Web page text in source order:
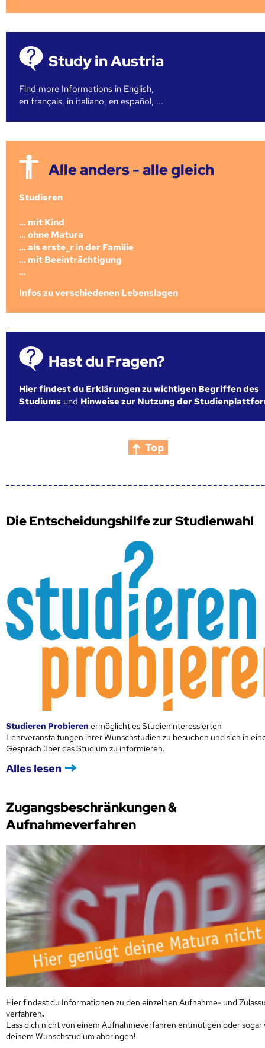
Study in Austria
Find more Informations in English,
en français, in italiano, en español, ...
Alle anders - alle gleich
Studieren
... mit Kind
... ohne Matura
... als erste_r in der Familie
... mit Beeinträchtigung
...
Infos zu verschiedenen Lebenslagen
Hast du Fragen?
Hier findest du Erklärungen zu wichtigen Begriffen des
Studiums und Hinweise zur Nutzung der
Top
Die Entscheidungshilfe zur Studienwahl
Studieren Probieren ermöglicht es Studieninteressierten
Lehrveranstaltungen ihrer Wunschstudien zu besuchen und sich in
Gespräch über das Studium zu informieren.
Alles lesen
Zugangsbeschränkungen &
Aufnahmeverfahren
Hier findest du Informationen zu den einzelnen Aufnahme- und
verfahren.
Lass dich nicht von einem Aufnahmeverfahren entmutigen oder sogar
deinem Wunschstudium abbringen!